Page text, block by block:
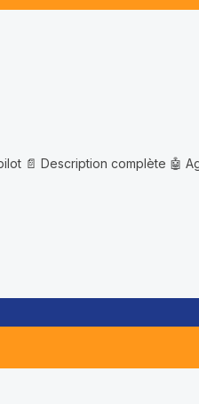
📄 Description complète 🤖